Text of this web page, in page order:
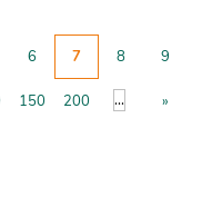
6 7 8 9
150 200 ... »